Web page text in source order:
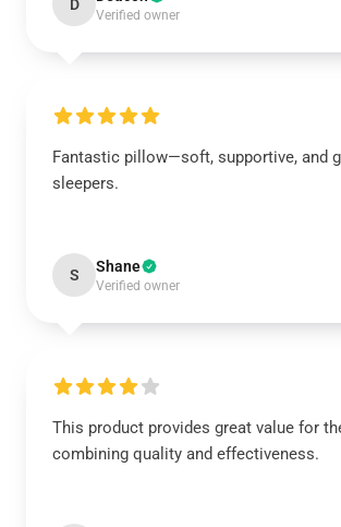
D
Verified owner
Fantastic pillow—soft, supportive, and
sleepers.
S Shane
Verified owner
This product provides great value for
combining quality and effectiveness.